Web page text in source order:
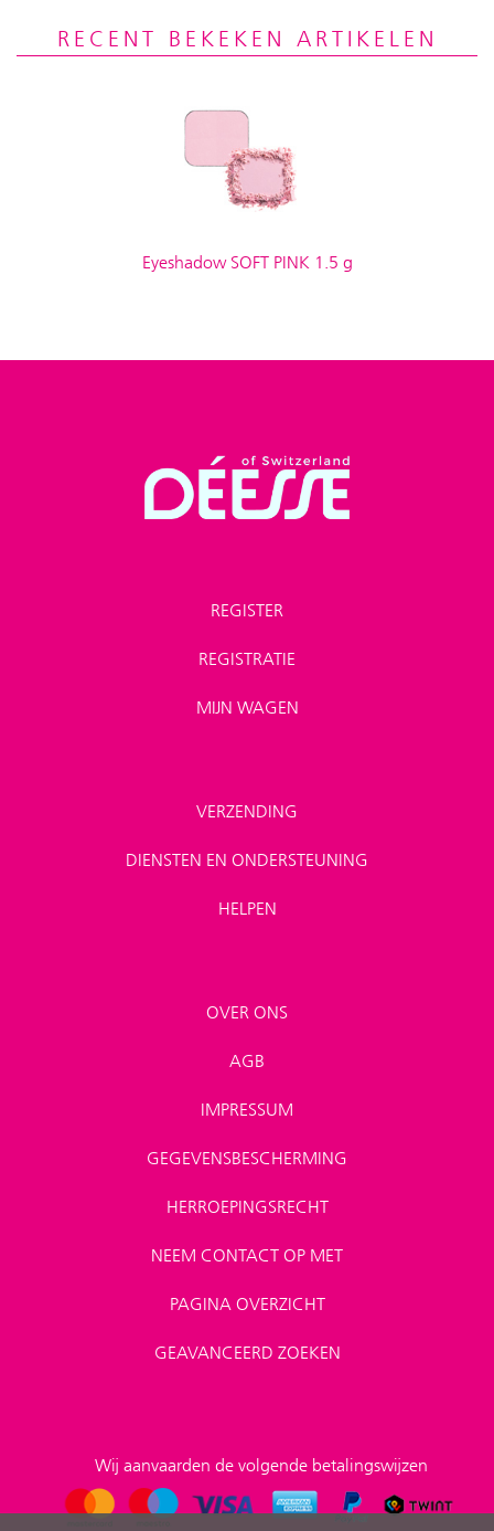
RECENT BEKEKEN ARTIKELEN
Eyeshadow SOFT PINK 1.5 g
REGISTER
REGISTRATIE
MIJN WAGEN
VERZENDING
DIENSTEN EN ONDERSTEUNING
HELPEN
OVER ONS
AGB
IMPRESSUM
GEGEVENSBESCHERMING
HERROEPINGSRECHT
NEEM CONTACT OP MET
PAGINA OVERZICHT
GEAVANCEERD ZOEKEN
Wij aanvaarden de volgende betalingswijzen